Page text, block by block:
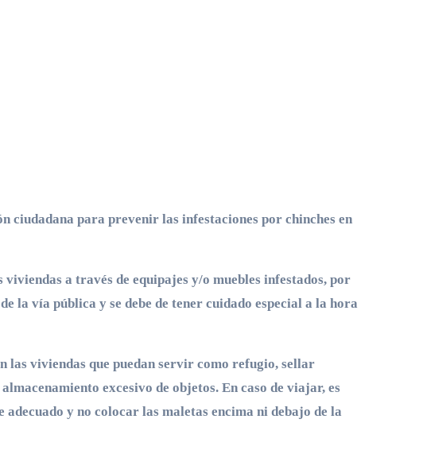
ciudadana para prevenir las infestaciones por chinches en
viviendas a través de equipajes y/o muebles infestados, por
la vía pública y se debe de tener cuidado especial a la hora
las viviendas que puedan servir como refugio, sellar
excesivo de objetos. En caso de viajar, es
y no colocar las maletas encima ni debajo de la